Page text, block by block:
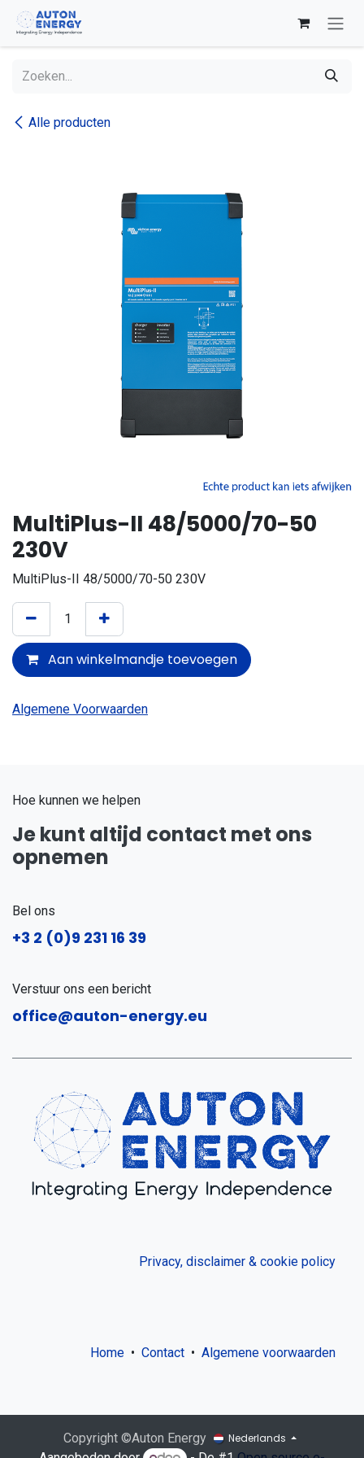
Overslaan naar inhoud
Alle producten
MultiPlus-II 48/5000/70-50
230V
MultiPlus-II 48/5000/70-50 230V
Aan winkelmandje toevoegen
Algemene Voorwaarden
Hoe kunnen we helpen
Je kunt altijd contact met ons
opnemen
Bel ons
+3 2 (0)9 231 16 39
Verstuur ons een bericht
office@auton-energy.eu
Privacy, disclaimer & cookie policy
Home • Contact • Algemene voorwaarden
Copyright ©Auton Energy Nederlands